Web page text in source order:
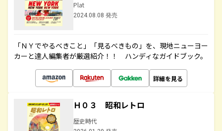
Plat
2024.08.08 発売
「ＮＹでやるべきこと」「見るべきもの」を、現地ニューヨー
カーと達人編集者が厳選紹介！！ ハンディなガイドブック。
詳細を見る
Ｈ０３ 昭和レトロ
歴史時代